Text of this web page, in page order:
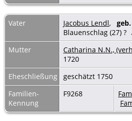
Vater Jacobus Lendl, geb.
Blauenschlag (27) ?
Mutter
Catharina N.N.,
1720
Eheschließung
geschätzt 1750
Familien-
Kennung
F9268